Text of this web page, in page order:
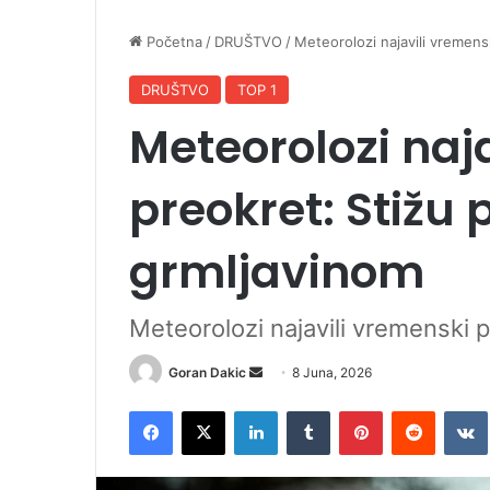
Početna / DRUŠTVO / Meteorolozi najavili
DRUŠTVO TOP 1
Meteorolozi
preokret: Stižu
grmljavinom
Meteorolozi najavili vremenski
Goran Dakic
d
a
8 Juna, 2026